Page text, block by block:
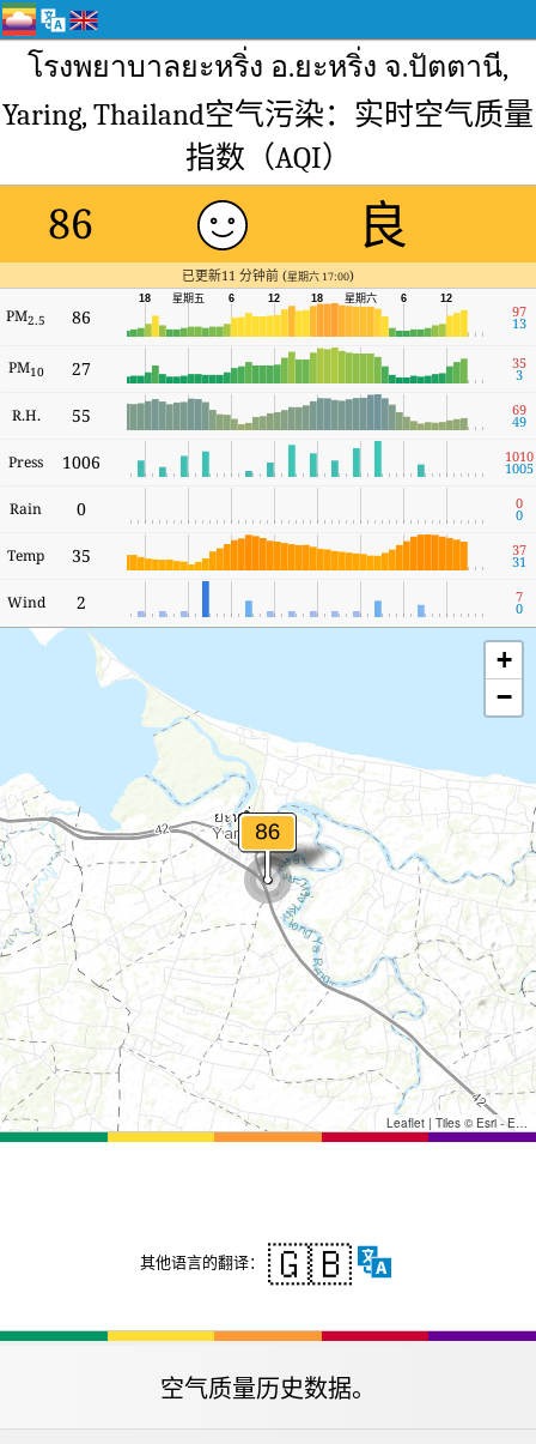
โรงพยาบาลยะหริ่ง อ.ยะหริ่ง จ.ปัตตานี,
Yaring, Thailand空气污染：实时空气质量
指数（AQI）
86 良
已更新11 分钟前 (星期六 17:00)
PM2.5 86
12
6
星期六
18
12
6
星期五
18
97
13
PM10 27 35
3
R.H. 55 69
49
Press 1006 1010
1005
Rain 0 0
0
Temp 35 37
31
Wind 2 7
0
+
−
Leaflet | Tiles © Esri - Esri, DeLorme, NAVTEQ, TomTom, Intermap, iPC, USGS, FAO, NPS, NRCAN, GeoBase, Kadaster NL, Ordnance Survey, Esri Japan, METI, Esri China (Hong Kong), and the GIS User Community
其他语言的翻译： 🇬🇧
空气质量历史数据。